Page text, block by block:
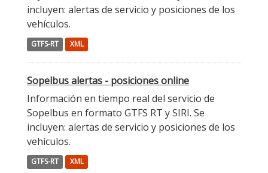
incluyen: alertas de servicio y posiciones de los
vehículos.
GTFS-RT XML
Sopelbus alertas - posiciones online
Información en tiempo real del servicio de
Sopelbus en formato GTFS RT y SIRI. Se
incluyen: alertas de servicio y posiciones de los
vehículos.
GTFS-RT XML